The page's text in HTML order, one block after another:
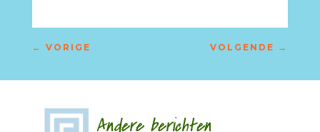
← VORIGE VOLGENDE →
Andere berichten